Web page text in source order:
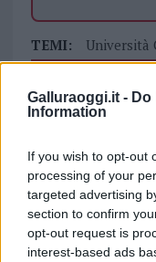
Galluraoggi.it - Do
Information
If you wish to opt-out
processing of your
targeted advertising
section to confirm
opt-out request is
interest-based ads
TEMI: Università
i